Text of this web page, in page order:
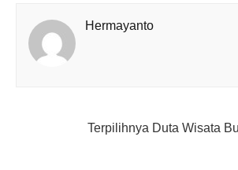
Hermayanto
Terpilihnya Duta Wisata